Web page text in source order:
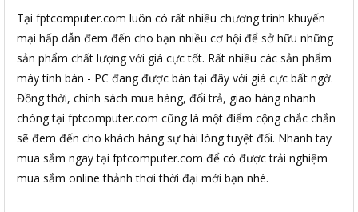
Tại fptcomputer.com luôn có rất nhiều chương trình khuyến
mại hấp dẫn đem đến cho bạn nhiều cơ hội để sở hữu những
sản phẩm chất lượng với giá cực tốt. Rất nhiều các sản phẩm
máy tính bàn - PC đang được bán tại đây với giá cực bất ngờ.
Đồng thời, chính sách mua hàng, đổi trả, giao hàng nhanh
chóng tại fptcomputer.com cũng là một điểm cộng chắc chắn
sẽ đem đến cho khách hàng sự hài lòng tuyệt đối. Nhanh tay
mua sắm ngay tại fptcomputer.com để có được trải nghiệm
mua sắm online thảnh thơi thời đại mới bạn nhé.